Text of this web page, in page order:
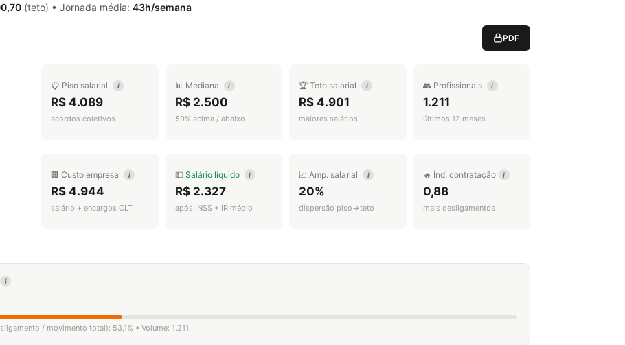
(teto) • Jornada média: 43h/semana
PDF
📋 Piso salarial i
R$ 4.089
acordos coletivos
📊 Mediana i
R$ 2.500
50% acima / abaixo
🏆 Teto salarial i
R$ 4.901
maiores salários
👥 Profissionais i
1.211
últimos 12 meses
🏢 Custo empresa i
R$ 4.944
salário + encargos CLT
💵 Salário líquido i
R$ 2.327
após INSS + IR médio
📈 Amp. salarial i
20%
dispersão piso→teto
🔥 Índ. contratação i
0,88
mais desligamentos
i
/ movimento total): 53,1% • Volume: 1.211